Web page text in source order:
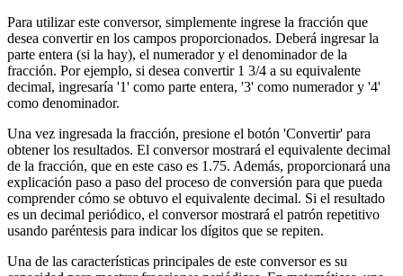
Para utilizar este conversor, simplemente ingrese la fracción que
desea convertir en los campos proporcionados. Deberá ingresar la
parte entera (si la hay), el numerador y el denominador de la
fracción. Por ejemplo, si desea convertir 1 3/4 a su equivalente
decimal, ingresaría '1' como parte entera, '3' como numerador y '4'
como denominador.
Una vez ingresada la fracción, presione el botón 'Convertir' para
obtener los resultados. El conversor mostrará el equivalente decimal
de la fracción, que en este caso es 1.75. Además, proporcionará una
explicación paso a paso del proceso de conversión para que pueda
comprender cómo se obtuvo el equivalente decimal. Si el resultado
es un decimal periódico, el conversor mostrará el patrón repetitivo
usando paréntesis para indicar los dígitos que se repiten.
Una de las características principales de este conversor es su